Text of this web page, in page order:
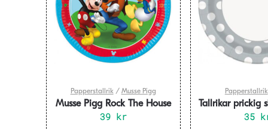
Papperstallrik/ Musse Pigg
Musse Pigg Rock The House
Tallrikar 23 cm 8-pack
39 kr
Papperstallrik
Tallrikar prickig
35